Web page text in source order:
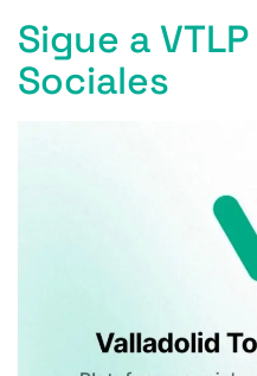
Sigue a
Sociales